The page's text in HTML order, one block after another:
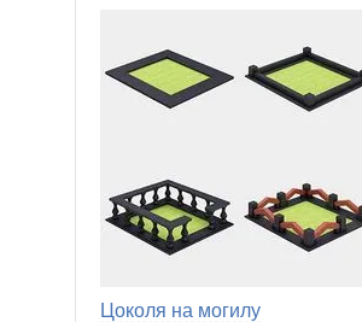
Цоколя на могилу